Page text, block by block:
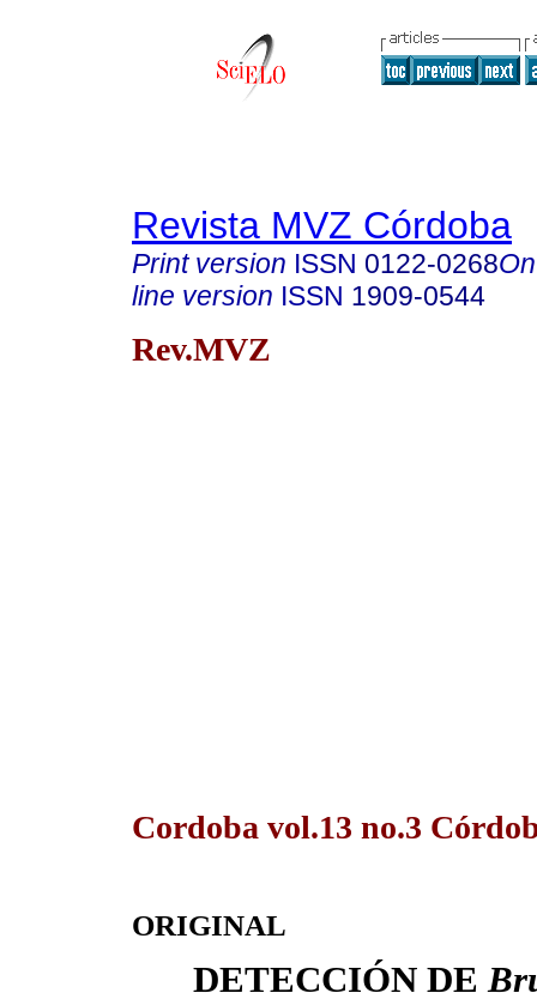
Revista MVZ Córdoba
Print version ISSN 0122-0268
line version ISSN 1909-0544
Rev.MVZ
Cordoba vol.13 no.3
ORIGINAL
DETECCIÓN DE